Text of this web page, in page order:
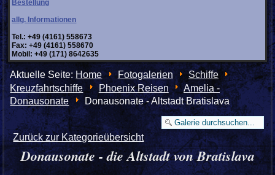
Bestellung
allg. Informationen
Tel.: +49 (4161) 558673
Fax: +49 (4161) 558670
Mobil: +49 (171) 8642635
Aktuelle Seite:Home Fotogalerien
Schiffe
Kreuzfahrtschiffe
Phoenix Reisen
Amelia -
Donausonate
Donausonate - Altstadt Bratislava
Zurück zur Kategorieübersicht
Donausonate - die Altstadt von Bratislava